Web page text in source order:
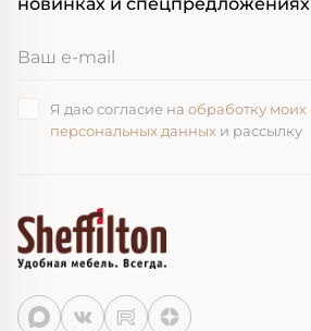
новинках и спецпредложениях
Я даю согласие на обработку моих
персональных данных и рассылку